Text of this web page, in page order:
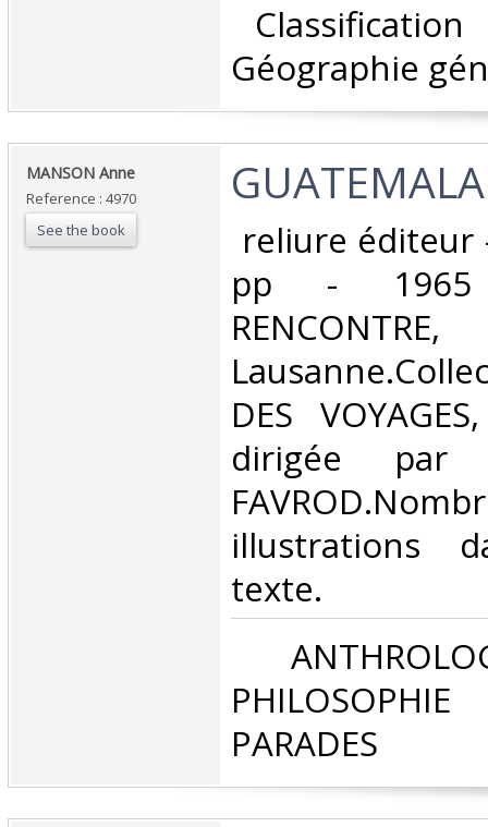
Géographie
‎MANSON Anne‎
Reference : 4970
See the book
reliure éditeur
pp -
RENCONTRE,
DES
dirigée par
illustrations
texte. ‎
PHILOSOPHIE
PARADES‎